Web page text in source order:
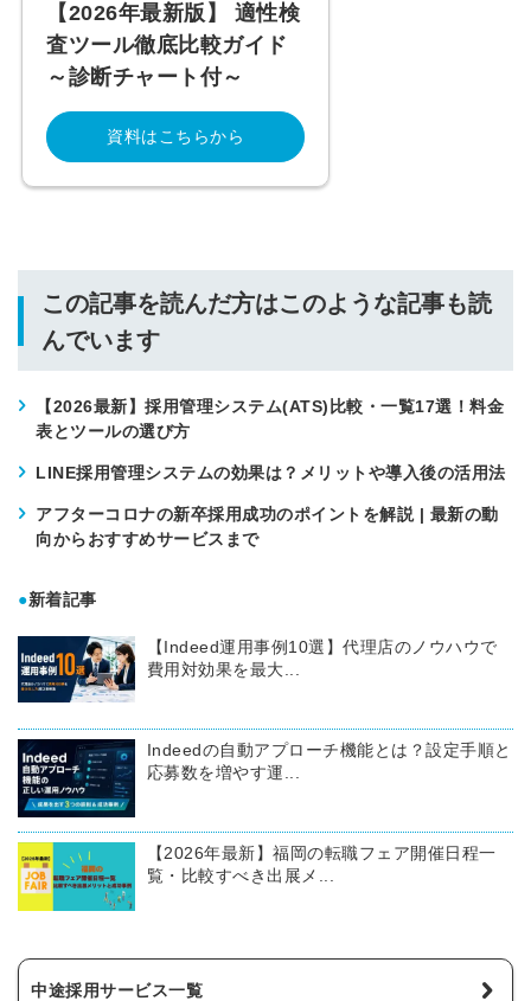
【2026年最新版】 適性検
査ツール徹底比較ガイド
～診断チャート付～
資料はこちらから
この記事を読んだ方はこのような記事も読
んでいます
【2026最新】採用管理システム(ATS)比較・一覧17選！料金
表とツールの選び方
LINE採用管理システムの効果は？メリットや導入後の活用法
アフターコロナの新卒採用成功のポイントを解説 | 最新の動
向からおすすめサービスまで
●新着記事
【Indeed運用事例10選】代理店のノウハウで
費用対効果を最大...
Indeedの自動アプローチ機能とは？設定手順と
応募数を増やす運...
【2026年最新】福岡の転職フェア開催日程一
覧・比較すべき出展メ...
中途採用サービス一覧